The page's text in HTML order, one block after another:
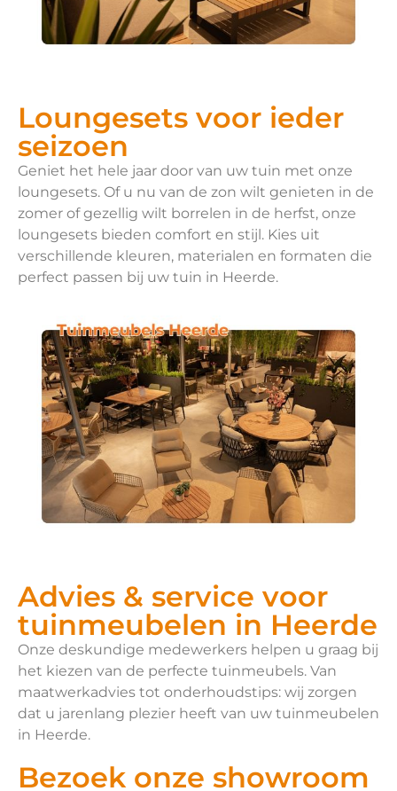
Loungesets voor ieder
seizoen
Geniet het hele jaar door van uw tuin met onze
loungesets. Of u nu van de zon wilt genieten in de
zomer of gezellig wilt borrelen in de herfst, onze
loungesets bieden comfort en stijl. Kies uit
verschillende kleuren, materialen en formaten die
perfect passen bij uw tuin in Heerde.
Advies & service voor
tuinmeubelen in Heerde
Onze deskundige medewerkers helpen u graag bij
het kiezen van de perfecte tuinmeubels. Van
maatwerkadvies tot onderhoudstips: wij zorgen
dat u jarenlang plezier heeft van uw tuinmeubelen
in Heerde.
Bezoek onze showroom